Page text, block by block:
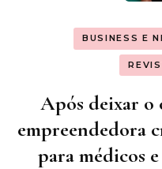
BUSINESS E
Após deixar o
empreendedora
para médicos